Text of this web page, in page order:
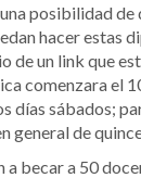
posibilidad
hacer estas
de un link que
comenzara el
días sábados;
general de
a becar a 50